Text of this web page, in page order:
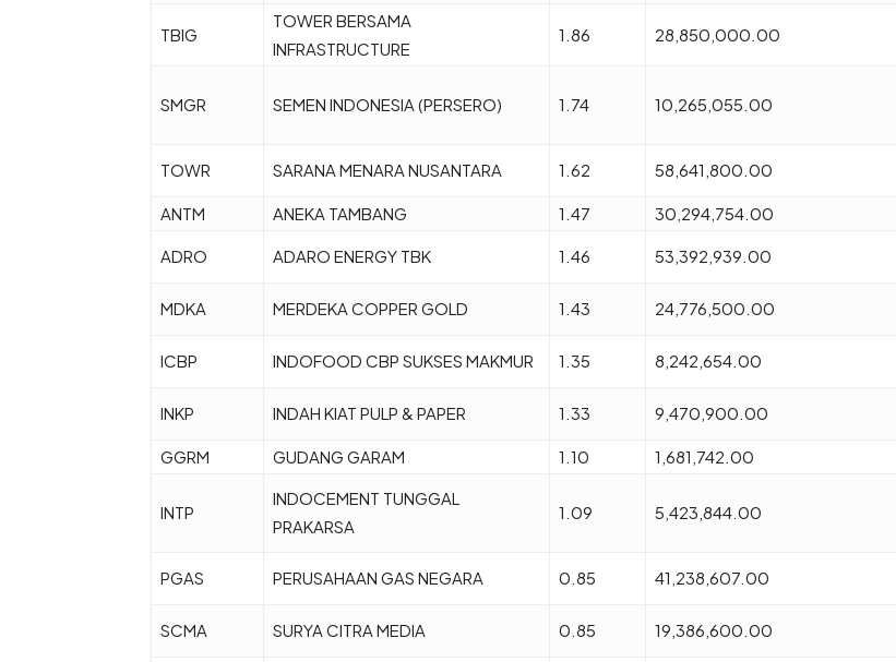
TBIG
TOWER BERSAMA
INFRASTRUCTURE
1.86 28,850,000.00
SMGR SEMEN INDONESIA (PERSERO) 1.74 10,265,055.00
TOWR SARANA MENARA NUSANTARA 1.62 58,641,800.00
ANTM ANEKA TAMBANG 1.47 30,294,754.00
ADRO ADARO ENERGY TBK 1.46 53,392,939.00
MDKA MERDEKA COPPER GOLD 1.43 24,776,500.00
ICBP INDOFOOD CBP SUKSES MAKMUR 1.35 8,242,654.00
INKP INDAH KIAT PULP & PAPER 1.33 9,470,900.00
GGRM GUDANG GARAM 1.10 1,681,742.00
INTP
INDOCEMENT TUNGGAL
PRAKARSA
1.09 5,423,844.00
PGAS PERUSAHAAN GAS NEGARA 0.85 41,238,607.00
SCMA SURYA CITRA MEDIA 0.85 19,386,600.00